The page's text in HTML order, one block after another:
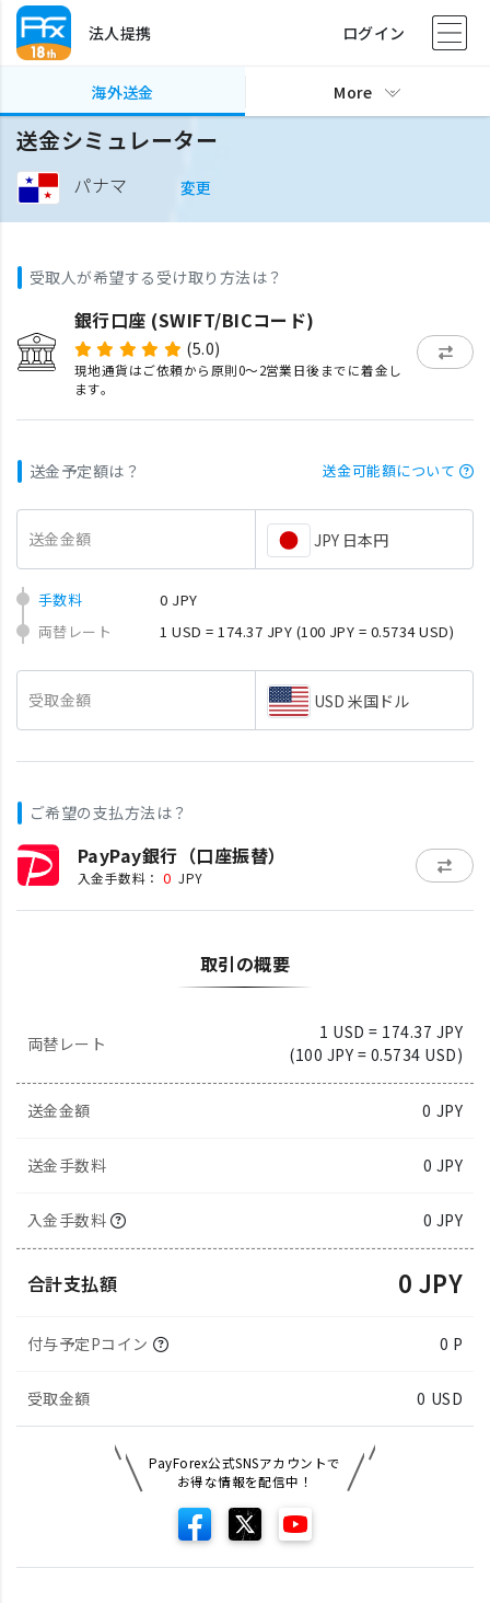
法人提携 ログイン
海外送金 More
送金シミュレーター
パナマ 変更
受取人が希望する受け取り方法は？
銀行口座 (SWIFT/BICコード)
(5.0)
現地通貨はご依頼から原則0〜2営業日後までに着金し
ます。
送金予定額は？ 送金可能額について
送金金額 JPY 日本円
手数料
0 JPY
両替レート
1 USD = 174.37 JPY (100 JPY = 0.5734 USD)
受取金額 USD 米国ドル
ご希望の支払方法は？
PayPay銀行（口座振替）
入金手数料： 0 JPY
取引の概要
両替レート
1 USD = 174.37 JPY
(100 JPY = 0.5734 USD)
送金金額 0 JPY
送金手数料 0 JPY
入金手数料 0 JPY
合計支払額 0 JPY
付与予定Pコイン 0 P
受取金額 0 USD
PayForex公式SNSアカウントで
お得な情報を配信中！